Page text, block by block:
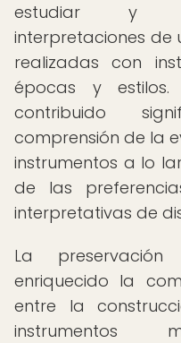
estudiar y
interpretaciones de
realizadas con
épocas y
contribuido
comprensión de la
instrumentos a lo
de las
interpretativas de
La
enriquecido la
entre la
instrumentos